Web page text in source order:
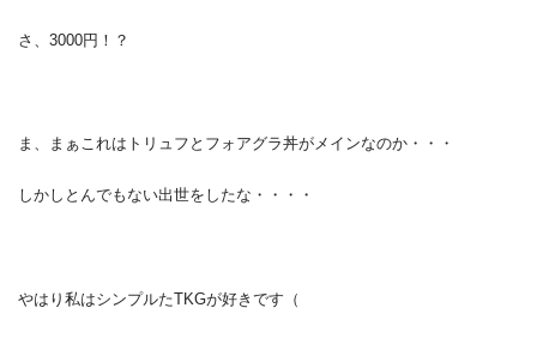
さ、3000円！？
ま、まぁこれはトリュフとフォアグラ丼がメインなのか・・・
しかしとんでもない出世をしたな・・・・
やはり私はシンプルたTKGが好きです（